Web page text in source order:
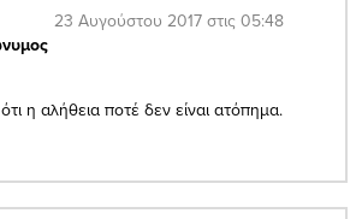
23 Αυγούστου 2017 στις 05:48
η αλήθεια ποτέ δεν είναι ατόπημα.